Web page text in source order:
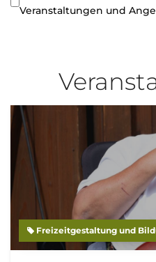
Veranstaltungen und
Freizeitgestaltung und